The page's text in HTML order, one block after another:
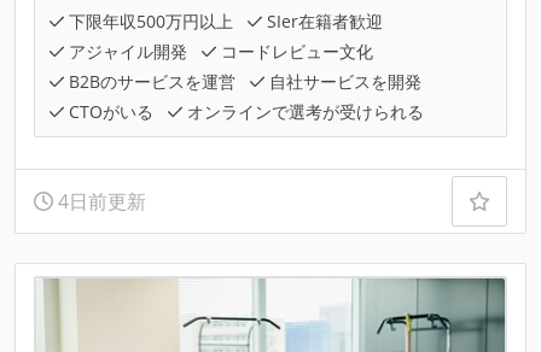
下限年収500万円以上
SIer在籍者歓迎
アジャイル開発
コードレビュー文化
B2Bのサービスを運営
自社サービスを開発
CTOがいる
オンラインで選考が受けられる
4日前更新